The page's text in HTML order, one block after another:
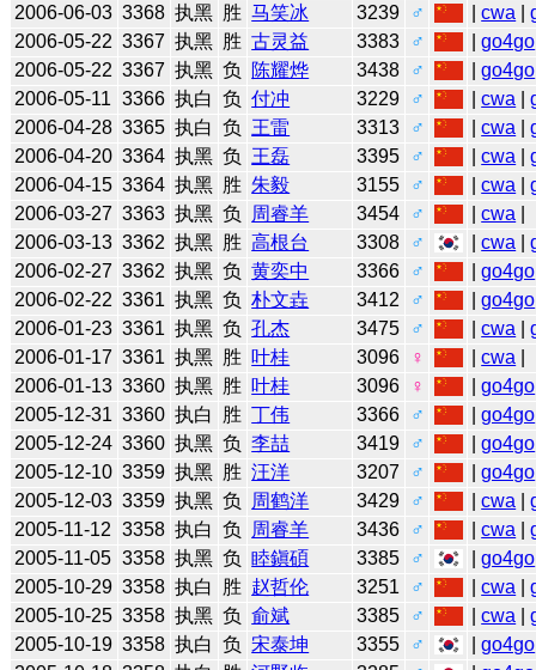
2006-06-03 3368 执黑 胜 马笑冰 3239 ♂ |cwa |
2006-05-22 3367 执黑 胜 古灵益 3383 ♂ |go4go
2006-05-22 3367 执黑 负 陈耀烨 3438 ♂ |go4go
2006-05-11 3366 执白 负 付冲 3229 ♂ |cwa |
2006-04-28 3365 执白 负 王雷 3313 ♂ |cwa |
2006-04-20 3364 执黑 负 王磊 3395 ♂ |cwa |
2006-04-15 3364 执黑 胜 朱毅 3155 ♂ |cwa |
2006-03-27 3363 执黑 负 周睿羊 3454 ♂ |cwa
2006-03-13 3362 执黑 胜 高根台 3308 ♂ |cwa |
2006-02-27 3362 执黑 负 黄奕中 3366 ♂ |go4go
2006-02-22 3361 执黑 负 朴文垚 3412 ♂ |go4go
2006-01-23 3361 执黑 负 孔杰 3475 ♂ |cwa |
2006-01-17 3361 执黑 胜 叶桂 3096 ♀ |cwa
2006-01-13 3360 执黑 胜 叶桂 3096 ♀ |go4go
2005-12-31 3360 执白 胜 丁伟 3366 ♂ |go4go
2005-12-24 3360 执黑 负 李喆 3419 ♂ |go4go
2005-12-10 3359 执黑 胜 汪洋 3207 ♂ |go4go
2005-12-03 3359 执黑 负 周鹤洋 3429 ♂ |cwa |
2005-11-12 3358 执白 负 周睿羊 3436 ♂ |cwa |
2005-11-05 3358 执黑 负 睦鎭碩 3385 ♂ |go4go
2005-10-29 3358 执白 胜 赵哲伦 3251 ♂ |cwa |
2005-10-25 3358 执黑 负 俞斌 3385 ♂ |cwa |
2005-10-19 3358 执白 负 宋泰坤 3355 ♂ |go4go